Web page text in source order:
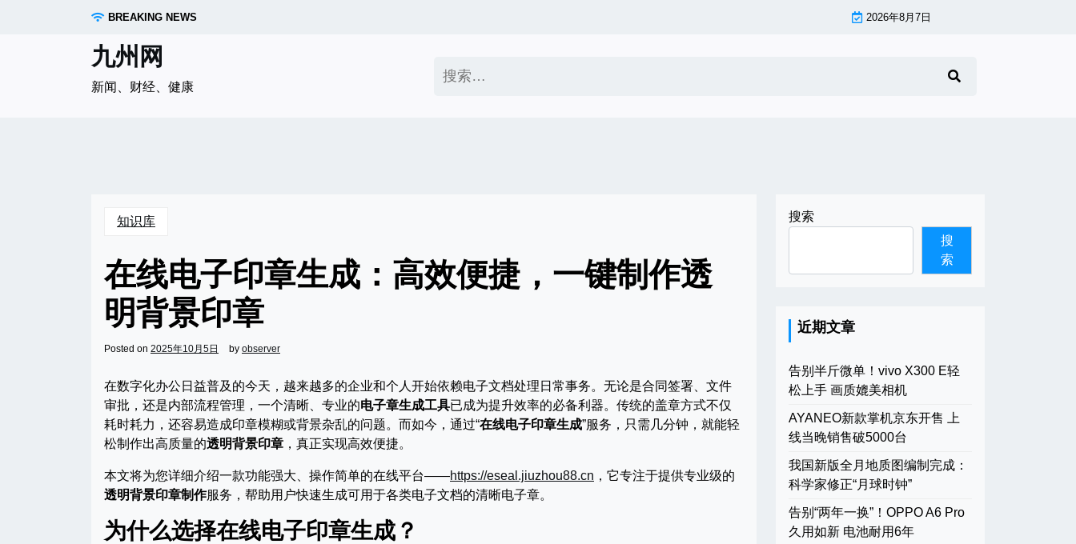
BREAKING NEWS 2026年8月7日
九州网
新闻、财经、健康
索：
知识库
在线电子印章生成：高效便捷，一键制作透
明背景印章
Posted on 2025年10月5日 by observer
在数字化办公日益普及的今天，越来越多的企业和个人开始依赖电子文档处理日常事务。无论是合同签署、文件
审批，还是内部流程管理，一个清晰、专业的电子章生成工具已成为提升效率的必备利器。传统的盖章方式不仅
耗时耗力，还容易造成印章模糊或背景杂乱的问题。而如今，通过“在线电子印章生成”服务，只需几分钟，就能轻
松制作出高质量的透明背景印章 ，真正实现高效便捷。
本文将为您详细介绍一款功能强大、操作简单的在线平台——https://eseal.jiuzhou88.cn ，它专注于提供专业级的
透明背景印章制作服务，帮助用户快速生成可用于各类电子文档的清晰电子章。
为什么选择在线电子印章生成？
搜索
搜
索
近期文章
告别半斤微单！vivo X300 E轻
松上手 画质媲美相机
AYANEO新款掌机京东开售 上
线当晚销售破5000台
我国新版全月地质图编制完成：
科学家修正“月球时钟”
告别“两年一换”！OPPO A6 Pro
久用如新 电池耐用6年